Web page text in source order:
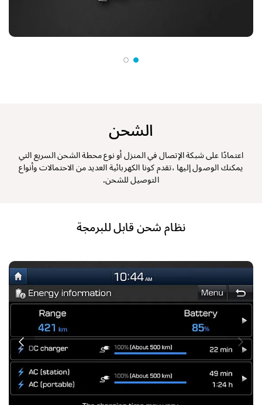
الشحن
اعتمادًا على شبكة الإتصال في المنزل أو نوع محطة الشحن السريع التي
يمكنك الوصول إليها ،تقدم كونا الكهربائية العديد من الاحتمالات وأنواع
التوصيل للشحن.
نظام شحن قابل للبرمجة